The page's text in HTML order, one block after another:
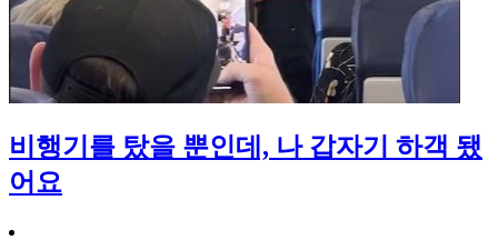
비행기를 탔을 뿐인데, 나 갑자기 하객 됐
어요